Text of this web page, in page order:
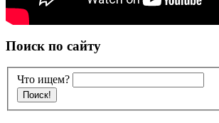
Поиск по сайту
Что ищем?